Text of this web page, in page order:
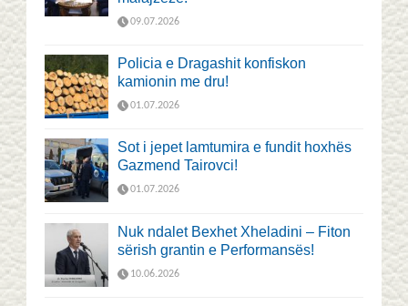
09.07.2026
Policia e Dragashit konfiskon
kamionin me dru!
01.07.2026
Sot i jepet lamtumira e fundit hoxhës
Gazmend Tairovci!
01.07.2026
Nuk ndalet Bexhet Xheladini – Fiton
sërish grantin e Performansës!
10.06.2026